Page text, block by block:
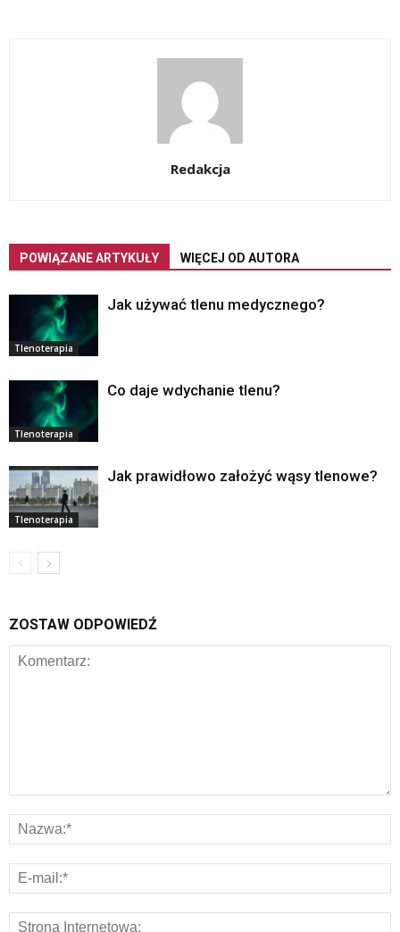
Redakcja
POWIĄZANE ARTYKUŁY WIĘCEJ OD AUTORA
Tlenoterapia
Jak używać tlenu medycznego?
Tlenoterapia
Co daje wdychanie tlenu?
Tlenoterapia
Jak prawidłowo założyć wąsy tlenowe?
ZOSTAW ODPOWIEDŹ